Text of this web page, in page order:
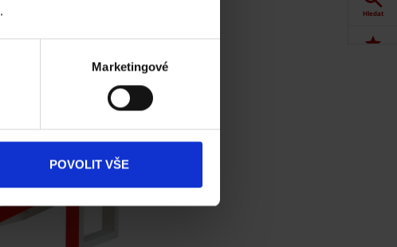
.
Marketingové
POVOLIT VŠE
Hledat